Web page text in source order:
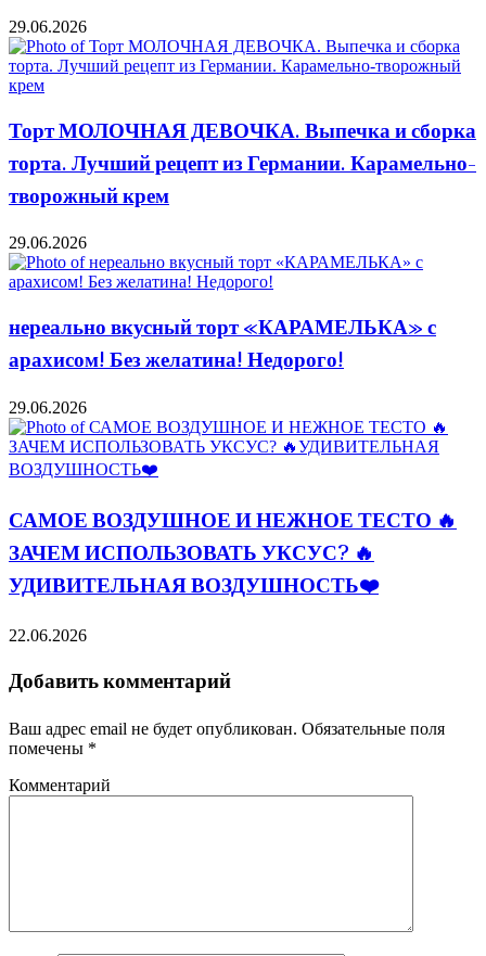
29.06.2026
Торт МОЛОЧНАЯ ДЕВОЧКА. Выпечка и сборка
торта. Лучший рецепт из Германии. Карамельно-
творожный крем
29.06.2026
нереально вкусный торт «КАРАМЕЛЬКА» с
арахисом! Без желатина! Недорого!
29.06.2026
САМОЕ ВОЗДУШНОЕ И НЕЖНОЕ ТЕСТО 🔥
ЗАЧЕМ ИСПОЛЬЗОВАТЬ УКСУС? 🔥
УДИВИТЕЛЬНАЯ ВОЗДУШНОСТЬ❤️
22.06.2026
Добавить комментарий
Ваш адрес email не будет опубликован. Обязательные поля
помечены *
Комментарий